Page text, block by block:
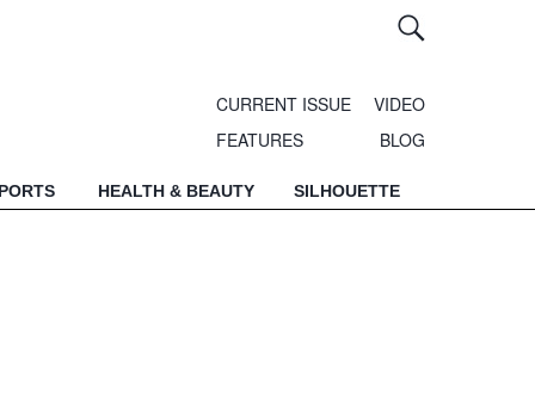
CURRENT ISSUE
VIDEO
FEATURES
BLOG
HEALTH & BEAUTY SILHOUETTE